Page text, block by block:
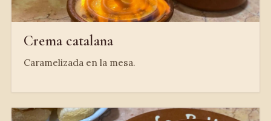
Crema catalana
Caramelizada en la mesa.